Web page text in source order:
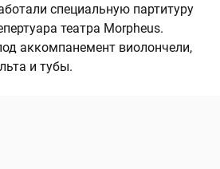
специальную партитуру
театра Morpheus.
аккомпанемент виолончели,
и тубы.